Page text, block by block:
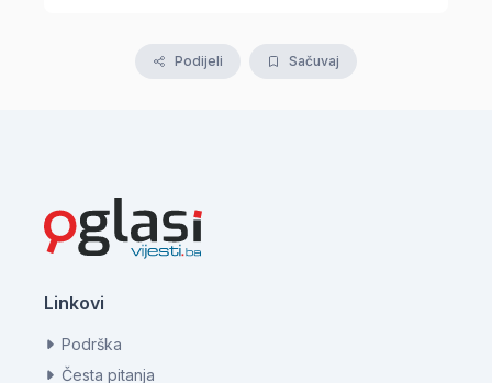
Podijeli Sačuvaj
Linkovi
Podrška
Česta pitanja